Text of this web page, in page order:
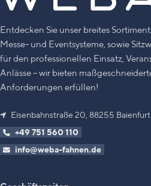
regulär berechnet.
Entdecken Sie unser breites
Messe- und Eventsysteme, sowie
für den professionellen Einsatz,
Anlässe – wir bieten
Anforderungen erfüllen!
Eisenbahnstraße 20, 88255 Baienfurt
+49 751 560 110
info@weba-fahnen.de